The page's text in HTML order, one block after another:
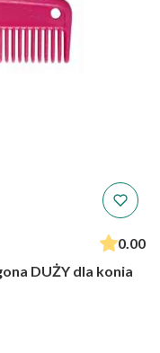
0.00
DUŻY dla konia